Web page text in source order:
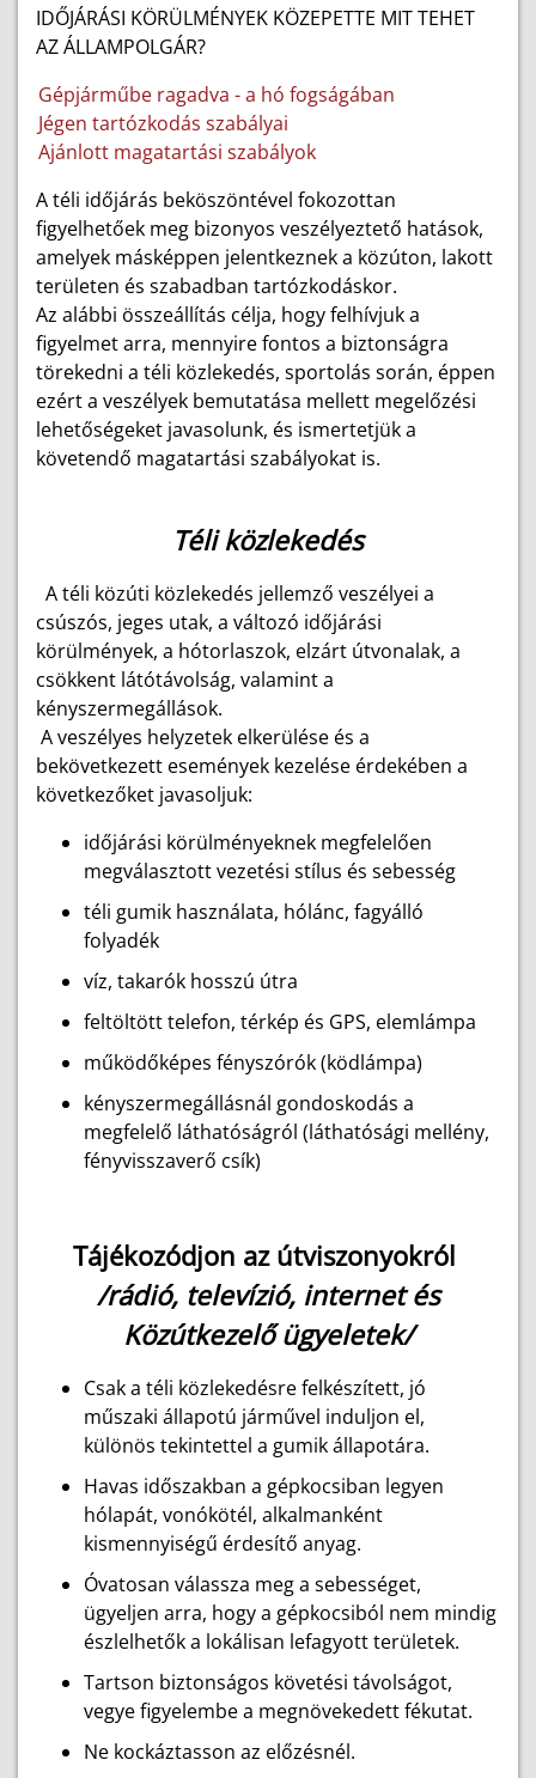
IDŐJÁRÁSI KÖRÜLMÉNYEK KÖZEPETTE MIT TEHET
AZ ÁLLAMPOLGÁR?
Gépjárműbe ragadva - a hó fogságában
Jégen tartózkodás szabályai
Ajánlott magatartási szabályok
A téli időjárás beköszöntével fokozottan
figyelhetőek meg bizonyos veszélyeztető hatások,
amelyek másképpen jelentkeznek a közúton, lakott
területen és szabadban tartózkodáskor.
Az alábbi összeállítás célja, hogy felhívjuk a
figyelmet arra, mennyire fontos a biztonságra
törekedni a téli közlekedés, sportolás során, éppen
ezért a veszélyek bemutatása mellett megelőzési
lehetőségeket javasolunk, és ismertetjük a
követendő magatartási szabályokat is.
Téli közlekedés
A téli közúti közlekedés jellemző veszélyei a
csúszós, jeges utak, a változó időjárási
körülmények, a hótorlaszok, elzárt útvonalak, a
csökkent látótávolság, valamint a
kényszermegállások.
A veszélyes helyzetek elkerülése és a
bekövetkezett események kezelése érdekében a
következőket javasoljuk:
időjárási körülményeknek megfelelően
megválasztott vezetési stílus és sebesség
téli gumik használata, hólánc, fagyálló
folyadék
víz, takarók hosszú útra
feltöltött telefon, térkép és GPS, elemlámpa
működőképes fényszórók (ködlámpa)
kényszermegállásnál gondoskodás a
megfelelő láthatóságról (láthatósági mellény,
fényvisszaverő csík)
Tájékozódjon az útviszonyokról
/rádió, televízió, internet és
Közútkezelő ügyeletek/
Csak a téli közlekedésre felkészített, jó
műszaki állapotú járművel induljon el,
különös tekintettel a gumik állapotára.
Havas időszakban a gépkocsiban legyen
hólapát, vonókötél, alkalmanként
kismennyiségű érdesítő anyag.
Óvatosan válassza meg a sebességet,
ügyeljen arra, hogy a gépkocsiból nem mindig
észlelhetők a lokálisan lefagyott területek.
Tartson biztonságos követési távolságot,
vegye figyelembe a megnövekedett fékutat.
Ne kockáztasson az előzésnél.